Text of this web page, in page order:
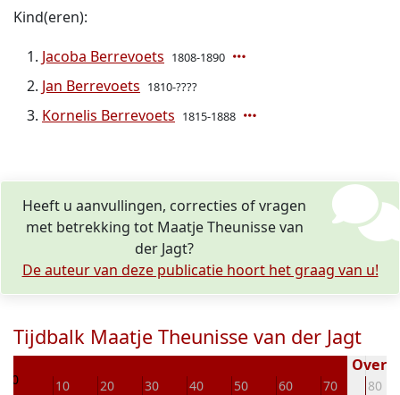
Kind(eren):
Jacoba Berrevoets 1808-1890
Jan Berrevoets 1810-????
Kornelis Berrevoets 1815-1888
Heeft u aanvullingen, correcties of vragen
met betrekking tot Maatje Theunisse van
der Jagt?
De auteur van deze publicatie hoort het graag van u!
Tijdbalk Maatje Theunisse van der Jagt
0 10 20 30 40 50 60 70 80